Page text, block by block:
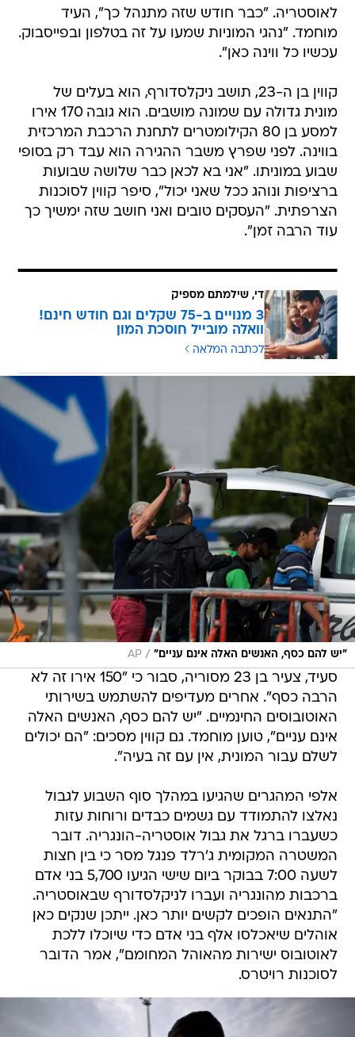
לאוסטריה. "כבר חודש שזה מתנהל כך", העיד
מוחמד. "נהגי המוניות שמעו על זה בטלפון ובפייסבוק.
עכשיו כל ווינה כאן".
קווין בן ה-23, תושב ניקלסדורף, הוא בעלים של
מונית גדולה עם שמונה מושבים. הוא גובה 170 אירו
למסע בן 80 הקילומטרים לתחנת הרכבת המרכזית
בווינה. לפני שפרץ משבר ההגירה הוא עבד רק בסופי
שבוע במוניתו. "אני בא לכאן כבר שלושה שבועות
ברציפות ונוהג ככל שאני יכול", סיפר קווין לסוכנות
הצרפתית. "העסקים טובים ואני חושב שזה ימשיך כך
עוד הרבה זמן".
די, שילמתם מספיק
3 מנויים ב-75 שקלים וגם חודש חינם!
וואלה מובייל חוסכת המון
לכתבה המלאה
"יש להם כסף, האנשים האלה אינם עניים" /
AP
סעיד, צעיר בן 23 מסוריה, סבור כי "150 אירו זה לא
הרבה כסף". אחרים מעדיפים להשתמש בשירותי
האוטובוסים החינמיים. "יש להם כסף, האנשים האלה
אינם עניים", טוען מוחמד. גם קווין מסכים: "הם יכולים
לשלם עבור המונית, אין עם זה בעיה".
אלפי המהגרים שהגיעו במהלך סוף השבוע לגבול
נאלצו להתמודד עם גשמים כבדים ורוחות עזות
כשעברו ברגל את גבול אוסטריה-הונגריה. דובר
המשטרה המקומית ג'רלד פנגל מסר כי בין חצות
לשעה 7:00 בבוקר ביום שישי הגיעו 5,700 בני אדם
ברכבות מהונגריה ועברו לניקלסדורף שבאוסטריה.
"התנאים הופכים לקשים יותר כאן. ייתכן שנקים כאן
אוהלים שיאכלסו אלף בני אדם כדי שיוכלו ללכת
לאוטובוס ישירות מהאוהל המחומם", אמר הדובר
לסוכנות רויטרס.